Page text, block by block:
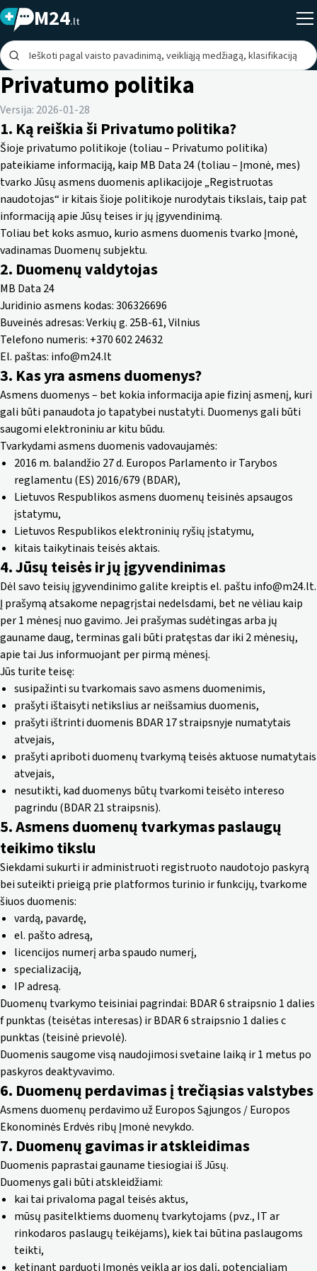
M24.lt
Privatumo politika
Versija: 2026-01-28
1. Ką reiškia ši Privatumo politika?
Šioje privatumo politikoje (toliau – Privatumo politika)
pateikiame informaciją, kaip MB Data 24 (toliau – Įmonė, mes)
tvarko Jūsų asmens duomenis aplikacijoje „Registruotas
naudotojas“ ir kitais šioje politikoje nurodytais tikslais, taip pat
informaciją apie Jūsų teises ir jų įgyvendinimą.
Toliau bet koks asmuo, kurio asmens duomenis tvarko Įmonė,
vadinamas Duomenų subjektu.
2. Duomenų valdytojas
MB Data 24
Juridinio asmens kodas: 306326696
Buveinės adresas: Verkių g. 25B-61, Vilnius
Telefono numeris: +370 602 24632
El. paštas: info@m24.lt
3. Kas yra asmens duomenys?
Asmens duomenys – bet kokia informacija apie fizinį asmenį, kuri
gali būti panaudota jo tapatybei nustatyti. Duomenys gali būti
saugomi elektroniniu ar kitu būdu.
Tvarkydami asmens duomenis vadovaujamės:
2016 m. balandžio 27 d. Europos Parlamento ir Tarybos
reglamentu (ES) 2016/679 (BDAR),
Lietuvos Respublikos asmens duomenų teisinės apsaugos
įstatymu,
Lietuvos Respublikos elektroninių ryšių įstatymu,
kitais taikytinais teisės aktais.
4. Jūsų teisės ir jų įgyvendinimas
Dėl savo teisių įgyvendinimo galite kreiptis el. paštu info@m24.lt.
Į prašymą atsakome nepagrįstai nedelsdami, bet ne vėliau kaip
per 1 mėnesį nuo gavimo. Jei prašymas sudėtingas arba jų
gauname daug, terminas gali būti pratęstas dar iki 2 mėnesių,
apie tai Jus informuojant per pirmą mėnesį.
Jūs turite teisę:
susipažinti su tvarkomais savo asmens duomenimis,
prašyti ištaisyti netikslius ar neišsamius duomenis,
prašyti ištrinti duomenis BDAR 17 straipsnyje numatytais
atvejais,
prašyti apriboti duomenų tvarkymą teisės aktuose numatytais
atvejais,
nesutikti, kad duomenys būtų tvarkomi teisėto intereso
pagrindu (BDAR 21 straipsnis).
5. Asmens duomenų tvarkymas paslaugų
teikimo tikslu
Siekdami sukurti ir administruoti registruoto naudotojo paskyrą
bei suteikti prieigą prie platformos turinio ir funkcijų, tvarkome
šiuos duomenis:
vardą, pavardę,
el. pašto adresą,
licencijos numerį arba spaudo numerį,
specializaciją,
IP adresą.
Duomenų tvarkymo teisiniai pagrindai: BDAR 6 straipsnio 1 dalies
f punktas (teisėtas interesas) ir BDAR 6 straipsnio 1 dalies c
punktas (teisinė prievolė).
Duomenis saugome visą naudojimosi svetaine laiką ir 1 metus po
paskyros deaktyvavimo.
6. Duomenų perdavimas į trečiąsias valstybes
Asmens duomenų perdavimo už Europos Sąjungos / Europos
Ekonominės Erdvės ribų Įmonė nevykdo.
7. Duomenų gavimas ir atskleidimas
Duomenis paprastai gauname tiesiogiai iš Jūsų.
Duomenys gali būti atskleidžiami:
kai tai privaloma pagal teisės aktus,
mūsų pasitelktiems duomenų tvarkytojams (pvz., IT ar
rinkodaros paslaugų teikėjams), kiek tai būtina paslaugoms
teikti,
ketinant parduoti Įmonės veiklą ar jos dalį, potencialiam